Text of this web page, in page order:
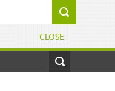
CLOSE